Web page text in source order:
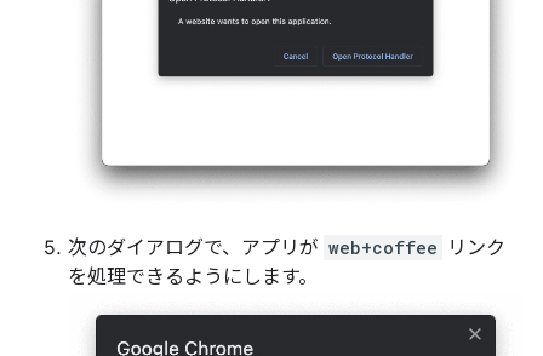
次のダイアログで、アプリが web+coffee
リンク
を処理できるようにします。